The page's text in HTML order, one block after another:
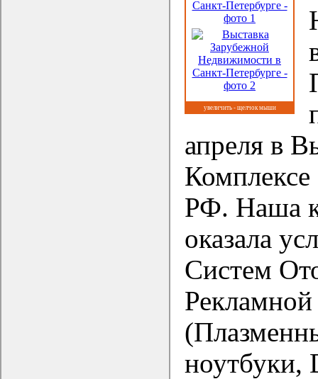
увеличить - щелчок мыши
апреля в
Комплексе
РФ. Наша
оказала
Систем
ноутбуки,